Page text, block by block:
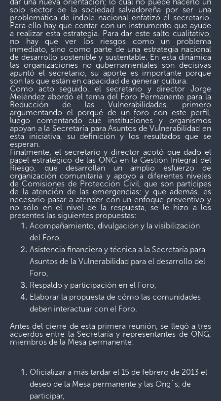
solo sector de la sociedad salvadoreña por ser una
problemática de índole nacional enfatizó el secretario.
Para ello hay que contar con un instrumento que ayude
a realizar esta estrategia. Para dar este salto cualitativo,
no hay que ver los riesgos como un problema
inmediato, sino como parte de una estrategia nacional
de desarrollo sostenible y sustentable. En esta dinámica
las organizaciones no gubernamentales son decisivas
apuntó el secretario, su aporte es importante porque
son las que están en capacidad de generar cultura.
Como acto seguido, el secretario y director Jorge
Meléndez abordó el tema del Foro Permanente para la
Reducción de las Vulnerabilidades, primero
argumentando el porqué de un foro con este perfil,
luego comentando qué instituciones y organismos
apoyan a la Secretaría para Asuntos de Vulnerabilidad en
esta iniciativa, su definición y los resultados que se
esperan.
Finalmente, el secretario y director acotó que dado el
papel estratégico de las ONG en la Gestión Integral del
Riesgo, que desarrollan un amplio esfuerzo de
organización comunitaria y apoyo a diferentes niveles
de Comisiones de Protección Civil, que son partícipes
de la atención de las emergencias; y que además, es
necesario pasar a atender con un enfoque preventivo y
no sólo en el nivel de la respuesta, se le hizo a los
presentes las siguientes propuestas:
Acompañamiento, divulgación y la visibilización
del Foro,
Asistencia financiera y técnica a la Secretaría para
Asuntos de la Vulnerabilidad para el desarrollo del
Foro,
Respaldo y participación en el Foro,
Elaborar la propuesta de cómo las comunidades
deben interactuar con el Foro.
Antes del cierre de esta primera reunión, se llegó a tres
acuerdos entre la Secretaría y representantes de ONG,
miembros de la Mesa permanente:
Oficializar a más tardar el 15 de febrero de 2013 el
deseo de la Mesa permanente y las Ong´s, de
participar,